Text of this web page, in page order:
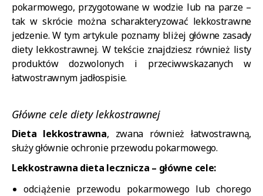
pokarmowego, przygotowane w wodzie lub na parze –
tak w skrócie można scharakteryzować lekkostrawne
jedzenie. W tym artykule poznamy bliżej główne zasady
diety lekkostrawnej. W tekście znajdziesz również listy
produktów dozwolonych i przeciwwskazanych w
łatwostrawnym jadłospisie.
Główne cele diety lekkostrawnej
Dieta lekkostrawna, zwana również łatwostrawną,
służy głównie ochronie przewodu pokarmowego.
Lekkostrawna dieta lecznicza – główne cele:
odciążenie przewodu pokarmowego lub chorego